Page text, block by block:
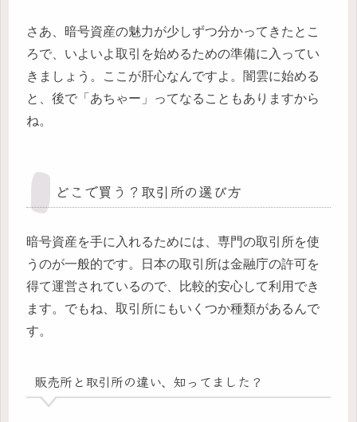
さあ、暗号資産の魅力が少しずつ分かってきたとこ
ろで、いよいよ取引を始めるための準備に入ってい
きましょう。ここが肝心なんですよ。闇雲に始める
と、後で「あちゃー」ってなることもありますから
ね。
どこで買う？取引所の選び方
暗号資産を手に入れるためには、専門の取引所を使
うのが一般的です。日本の取引所は金融庁の許可を
得て運営されているので、比較的安心して利用でき
ます。でもね、取引所にもいくつか種類があるんで
す。
販売所と取引所の違い、知ってました？